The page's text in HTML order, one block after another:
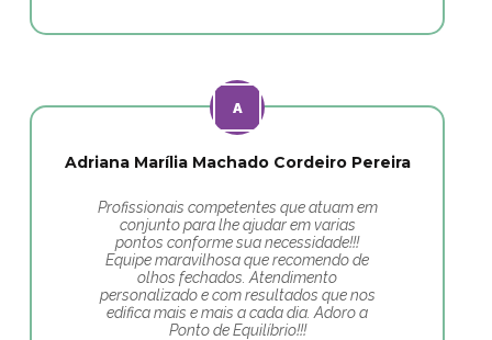
Adriana Marília Machado Cordeiro Pereira
Profissionais competentes que atuam em
conjunto para lhe ajudar em varias
pontos conforme sua necessidade!!!
Equipe maravilhosa que recomendo de
olhos fechados. Atendimento
personalizado e com resultados que nos
edifica mais e mais a cada dia. Adoro a
Ponto de Equilíbrio!!!